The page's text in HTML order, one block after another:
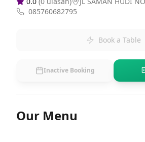
085760682795
Book a Table
Inactive Booking
Our Menu